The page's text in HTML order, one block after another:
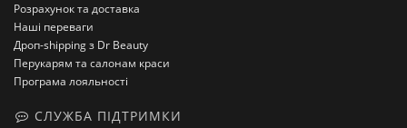
Розрахунок та доставка
Наші переваги
Дроп-shipping з Dr Beauty
Перукарям та салонам краси
Програма лояльності
СЛУЖБА ПІДТРИМКИ